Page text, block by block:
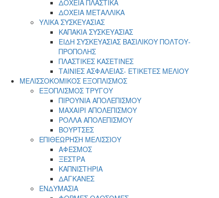
ΔΟΧΕΙΑ ΠΛΑΣΤΙΚΑ
ΔΟΧΕΙΑ ΜΕΤΑΛΛΙΚΑ
ΥΛΙΚΑ ΣΥΣΚΕΥΑΣΙΑΣ
ΚΑΠΑΚΙΑ ΣΥΣΚΕΥΑΣΙΑΣ
ΕΙΔΗ ΣΥΣΚΕΥΑΣΙΑΣ ΒΑΣΙΛΙΚΟΥ ΠΟΛΤΟΥ-
ΠΡΟΠΟΛΗΣ
ΠΛΑΣΤΙΚΕΣ ΚΑΣΕΤΙΝΕΣ
ΤΑΙΝΙΕΣ ΑΣΦΑΛΕΙΑΣ- ΕΤΙΚΕΤΕΣ ΜΕΛΙΟΥ
ΜΕΛΙΣΣΟΚΟΜΙΚΟΣ ΕΞΟΠΛΙΣΜΟΣ
ΕΞΟΠΛΙΣΜΟΣ ΤΡΥΓΟΥ
ΠΙΡΟΥΝΙΑ ΑΠΟΛΕΠΙΣΜΟΥ
ΜΑΧΑΙΡΙ ΑΠΟΛΕΠΙΣΜΟΥ
ΡΟΛΛΑ ΑΠΟΛΕΠΙΣΜΟΥ
ΒΟΥΡΤΣΕΣ
ΕΠΙΘΕΩΡΗΣΗ ΜΕΛΙΣΣΙΟΥ
ΑΦΕΣΜΟΣ
ΞΕΣΤΡΑ
ΚΑΠΝΙΣΤΗΡΙΑ
ΔΑΓΚΑΝΕΣ
ΕΝΔΥΜΑΣΙΑ